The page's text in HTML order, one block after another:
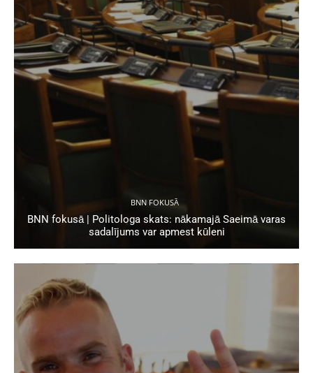
BNN FOKUSĀ
BNN fokusā | Politologa skats: nākamajā Saeimā varas
sadalījums var apmest kūleni